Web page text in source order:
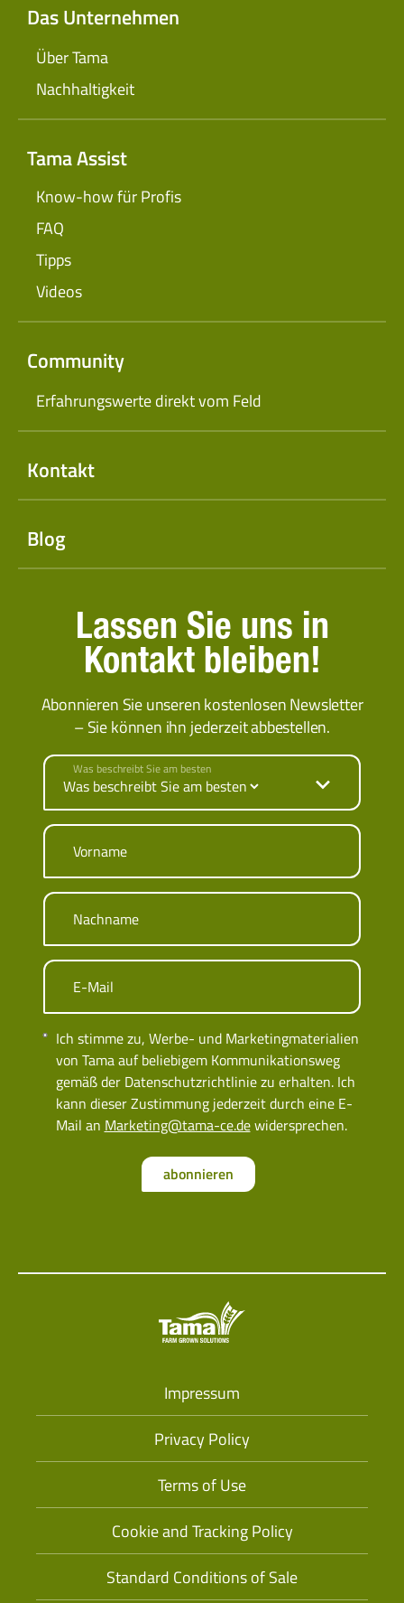
Das Unternehmen
Über Tama
Nachhaltigkeit
Tama Assist
Know-how für Profis
FAQ
Tipps
Videos
Community
Erfahrungswerte direkt vom Feld
Kontakt
Blog
Lassen Sie uns in
Kontakt bleiben!
Abonnieren Sie unseren kostenlosen Newsletter
– Sie können ihn jederzeit abbestellen.
Was beschreibt Sie am besten
Vorname
Nachname
E-Mail
Ich stimme zu, Werbe- und Marketingmaterialien
von Tama auf beliebigem Kommunikationsweg
gemäß der Datenschutzrichtlinie zu erhalten. Ich
kann dieser Zustimmung jederzeit durch eine E-
Mail an Marketing@tama-ce.dewidersprechen.
abonnieren
Impressum
Privacy Policy
Terms of Use
Cookie and Tracking Policy
Standard Conditions of Sale